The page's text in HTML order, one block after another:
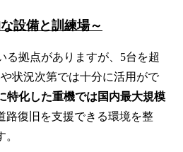
設備と訓練場～
る拠点がありますが、5台を超
状況次第では十分に活用がで
特化した重機では国内最大規模
路復旧を支援できる環境を整